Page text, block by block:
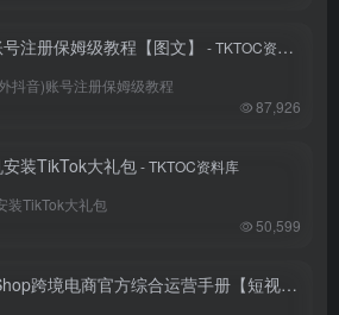
注册保姆级教程【图文】
- TKTOC资料库
抖音)账号注册保姆级教程
87,926
装TikTok大礼包- TKTOC资料库
装TikTok大礼包
50,599
TikTok Shop跨境电商官方综合运营手册【短视频篇】